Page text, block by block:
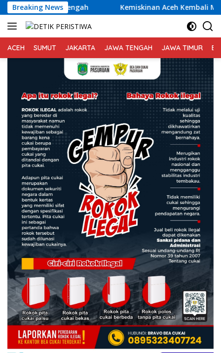
Langsung
ke
konten
Breaking News
Tengah Kemiskinan Aceh Kembali Meningkat,
ACEH SUMUT JAKARTA JAWA TENGAH JAWA TIMUR